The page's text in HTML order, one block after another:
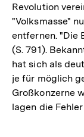
Revolution
"Volksmasse"
entfernen. "Die
(S. 791).
hat sich als
je für möglich
Großkonzerne
lagen die